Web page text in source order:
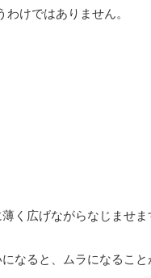
けではありません。
く広げながらなじませ
なると、ムラになること